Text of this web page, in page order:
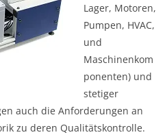
Lager, Motoren,
Pumpen, HVAC,
und
Maschinenkom
ponenten) und
stetiger
auch die Anforderungen an
zu deren Qualitätskontrolle.